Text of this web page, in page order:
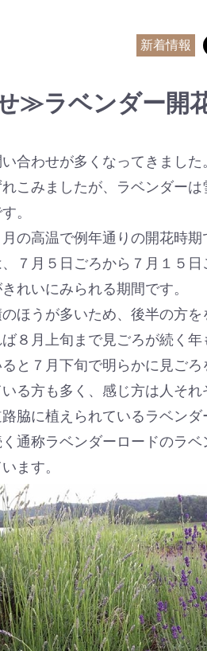
新着情報
≫ラベンダー開
合わせが多くなってきました
こみましたが、ラベンダーは
。
の高温で例年通りの開花時期
７月５日ごろから７月１５
れいにみられる期間です。
ほうが多いため、後半の方
８月上旬まで見ごろが続く年
と７月下旬で明らかに見ごろ
る方も多く、感じ方は人それ
脇に植えられているラベンダ
通称ラベンダーロードのラベ
ます。